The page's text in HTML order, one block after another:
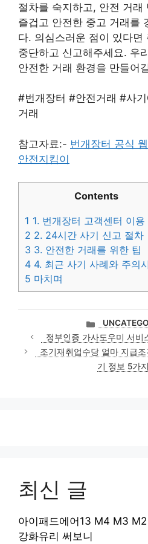
절차를 숙지하고, 안전 거래
즐겁고 안전한 중고 거래를
다. 의심스러운 점이 있다면
중단하고 신고해주세요. 우
안전한 거래 환경을 만들어
#번개장터 #안전거래 #사
거래
참고자료:- 번개장터 공식
안전지킴이
Contents
1 1. 번개장터 고객센터 이용
2 2. 24시간 사기 신고 절차
3 3. 안전한 거래를 위한 팁
4 4. 최근 사기 사례와 주의
5 마치며
카
테
고
리
정부인증 가사도우미 서비
조기재취업수당 얼마 지급
기 정보 5가
최신 글
아이패드에어13 M4 M3
강화유리 써보니